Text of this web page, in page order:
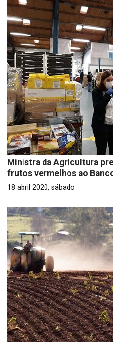
Ministra da Agricultura
frutos vermelhos ao
18 abril 2020, sábado